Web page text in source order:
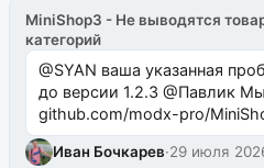
MiniShop3 - Не выводятся
категорий
@SYAN ваша указанная
до версии 1.2.3 @Павлик
github.com/modx-pro/
github.com/modx-pro/
в б...
Иван Бочкарев·29 июля